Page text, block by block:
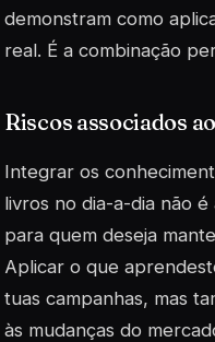
demonstram como
real. É a combinação
Riscos associados
Integrar os
livros no dia-a-dia não
para quem deseja
Aplicar o que
tuas campanhas, mas
às mudanças do